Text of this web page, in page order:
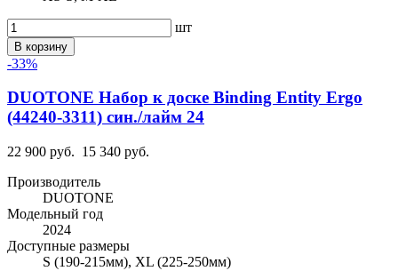
шт
В корзину
-33%
DUOTONE Набор к доске Binding Entity Ergo
(44240-3311) син./лайм 24
22 900 руб. 15 340 руб.
Производитель
DUOTONE
Модельный год
2024
Доступные размеры
S (190-215мм), XL (225-250мм)